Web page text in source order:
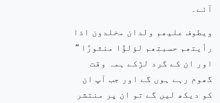
آئے۔
ویطوف علیھم ولدان مخلدون اذا
رأیتھم حسبتھم لؤلؤًا منثورًا ”
اور ان کے گرد لڑکے ہمہ وقت
گھوم رہے ہوں گے اور جب آپ ان
کو دیکھ لیں گے تو ان پر منتشر